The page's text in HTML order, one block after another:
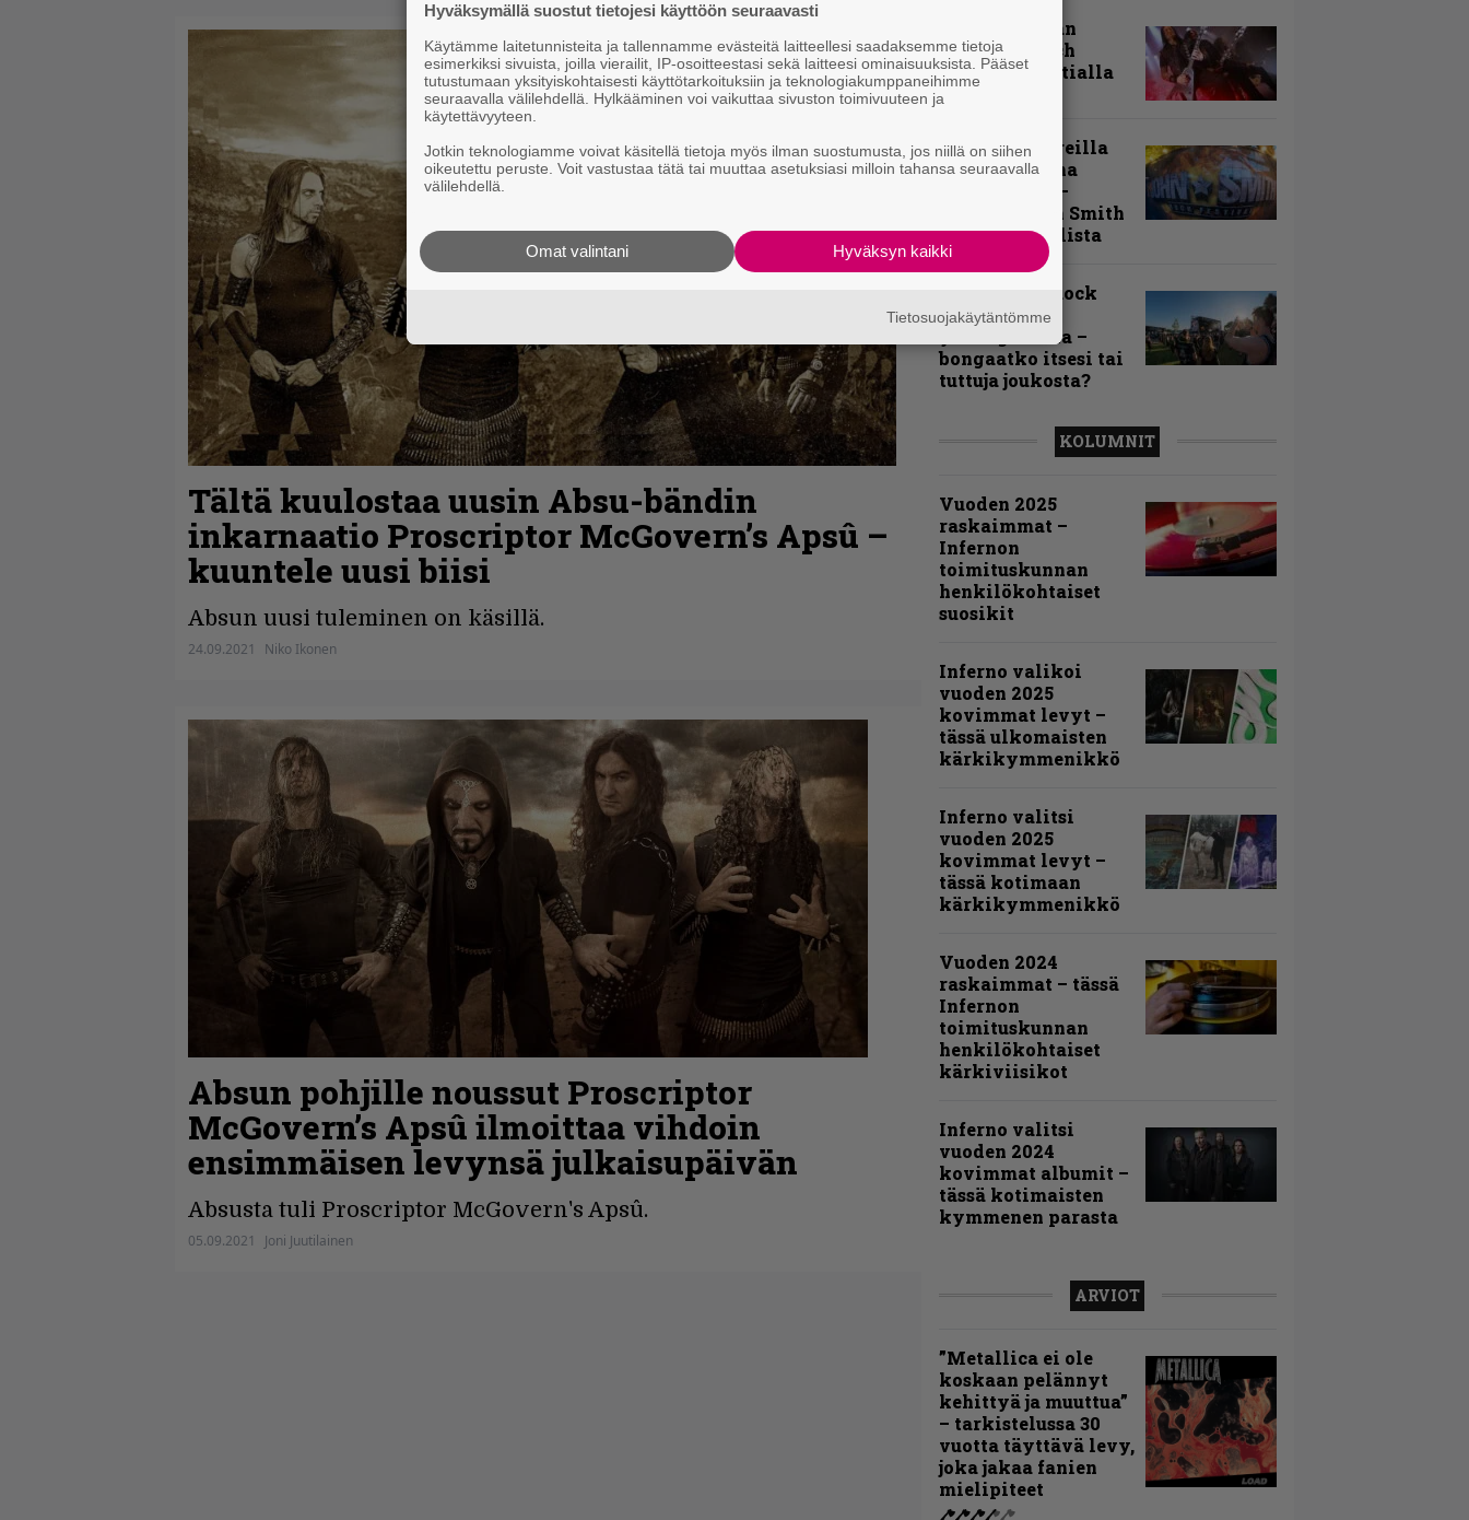
Tältä kuulostaa uusin Absu-bändin
inkarnaatio Proscriptor McGovern’s Apsû –
kuuntele uusi biisi
Absun uusi tuleminen on käsillä.
24.09.2021 Niko Ikonen
Absun pohjille noussut Proscriptor
McGovern’s Apsû ilmoittaa vihdoin
ensimmäisen levynsä julkaisupäivän
Absusta tuli Proscriptor McGovern's Apsû.
05.09.2021 Joni Juutilainen
Paluu vanhaan
liittoon – Arch
Enemy Tavastialla
”Näillä festareilla
kaikki on aina
kohdallaan” –
raportti John Smith
Rock Festivalista
John Smith Rock
Festivalin
yleisögalleria –
bongaatko itsesi tai
tuttuja joukosta?
KOLUMNIT
Vuoden 2025
raskaimmat –
Infernon
toimituskunnan
henkilökohtaiset
suosikit
Inferno valikoi
vuoden 2025
kovimmat levyt –
tässä ulkomaisten
kärkikymmenikkö
Inferno valitsi
vuoden 2025
kovimmat levyt –
tässä kotimaan
kärkikymmenikkö
Vuoden 2024
raskaimmat – tässä
Infernon
toimituskunnan
henkilökohtaiset
kärkiviisikot
Inferno valitsi
vuoden 2024
kovimmat albumit –
tässä kotimaisten
kymmenen parasta
ARVIOT
”Metallica ei ole
koskaan pelännyt
kehittyä ja muuttua”
– tarkistelussa 30
vuotta täyttävä levy,
joka jakaa fanien
mielipiteet
Hyväksymällä suostut tietojesi käyttöön seuraavasti
Käytämme laitetunnisteita ja tallennamme evästeitä laitteellesi saadaksemme tietoja
esimerkiksi sivuista, joilla vierailit, IP-osoitteestasi sekä laitteesi ominaisuuksista. Pääset
tutustumaan yksityiskohtaisesti käyttötarkoituksiin ja teknologiakumppaneihimme
seuraavalla välilehdellä. Hylkääminen voi vaikuttaa sivuston toimivuuteen ja
käytettävyyteen.
Jotkin teknologiamme voivat käsitellä tietoja myös ilman suostumusta, jos niillä on siihen
oikeutettu peruste. Voit vastustaa tätä tai muuttaa asetuksiasi milloin tahansa seuraavalla
välilehdellä.
Hyväksyn kaikki
Omat valintani
Tietosuojakäytäntömme